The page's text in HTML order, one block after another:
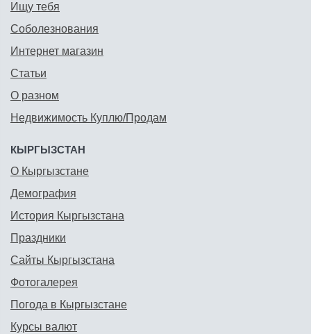
Ищу тебя
Соболезнования
Интернет магазин
Статьи
О разном
Недвижимость Куплю/Продам
КЫРГЫЗСТАН
О Кыргызстане
Демография
История Кыргызстана
Праздники
Сайты Кыргызстана
Фотогалерея
Погода в Кыргызстане
Курсы валют